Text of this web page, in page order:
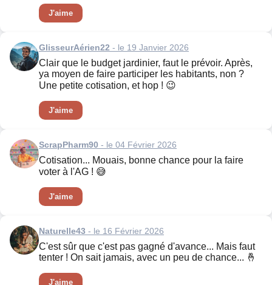
J'aime
GlisseurAérien22 - le 19 Janvier 2026
Clair que le budget jardinier, faut le prévoir. Après,
ya moyen de faire participer les habitants, non ?
Une petite cotisation, et hop ! 😉
J'aime
ScrapPharm90 - le 04 Février 2026
Cotisation... Mouais, bonne chance pour la faire
voter à l'AG ! 😅
J'aime
Naturelle43 - le 16 Février 2026
C'est sûr que c'est pas gagné d'avance... Mais faut
tenter ! On sait jamais, avec un peu de chance... 🤞
J'aime